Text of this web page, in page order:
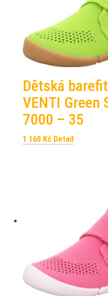
Dětská
VENTI Green
7000 – 35
1 160 Kč Detail